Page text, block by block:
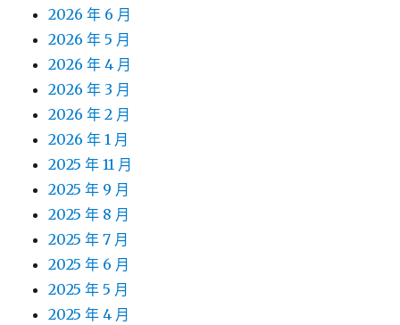
2026 年 6 月
2026 年 5 月
2026 年 4 月
2026 年 3 月
2026 年 2 月
2026 年 1 月
2025 年 11 月
2025 年 9 月
2025 年 8 月
2025 年 7 月
2025 年 6 月
2025 年 5 月
2025 年 4 月